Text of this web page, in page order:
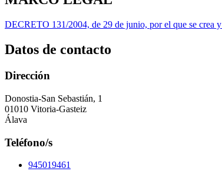
DECRETO 131/2004, de 29 de junio, por el que se crea
Datos de contacto
Dirección
Donostia-San Sebastián, 1
01010 Vitoria-Gasteiz
Álava
Teléfono/s
945019461